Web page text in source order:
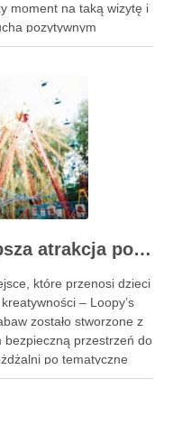
moment na taką wizytę i
pozytywnym
doświadczony
Loopy’s World – najlepsza atrakcja pod dachem dla dzieci w Gdańsku
które przenosi dzieci
– Loopy’s
zostało stworzone z
bezpieczną przestrzeń do
po tematyczne
potrzeby dzieci,